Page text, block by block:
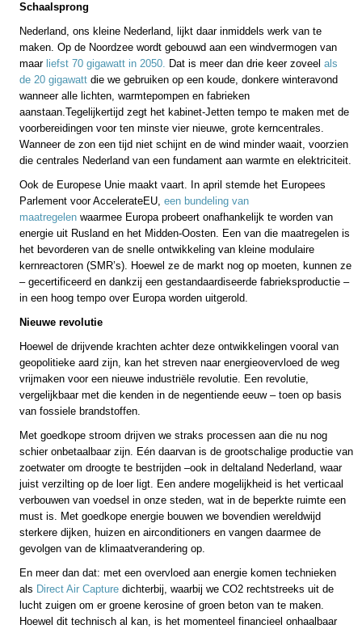
Schaalsprong
Nederland, ons kleine Nederland, lijkt daar inmiddels werk van te
maken. Op de Noordzee wordt gebouwd aan een windvermogen van
maarliefst 70 gigawatt in 2050. Dat is meer dan drie keer zoveel als
de 20 gigawatt die we gebruiken op een koude, donkere winteravond
wanneer alle lichten, warmtepompen en fabrieken
aanstaan.Tegelijkertijd zegt het kabinet-Jetten tempo te maken met de
voorbereidingen voor ten minste vier nieuwe, grote kerncentrales.
Wanneer de zon een tijd niet schijnt en de wind minder waait, voorzien
die centrales Nederland van een fundament aan warmte en elektriciteit.
Ook de Europese Unie maakt vaart. In april stemde het Europees
Parlement voor AccelerateEU, een bundeling van
maatregelen waarmee Europa probeert onafhankelijk te worden van
energie uit Rusland en het Midden-Oosten. Een van die maatregelen is
het bevorderen van de snelle ontwikkeling van kleine modulaire
kernreactoren (SMR’s). Hoewel ze de markt nog op moeten, kunnen ze
– gecertificeerd en dankzij een gestandaardiseerde fabrieksproductie –
in een hoog tempo over Europa worden uitgerold.
Nieuwe revolutie
Hoewel de drijvende krachten achter deze ontwikkelingen vooral van
geopolitieke aard zijn, kan het streven naar energieovervloed de weg
vrijmaken voor een nieuwe industriële revolutie. Een revolutie,
vergelijkbaar met die kenden in de negentiende eeuw – toen op basis
van fossiele brandstoffen.
Met goedkope stroom drijven we straks processen aan die nu nog
schier onbetaalbaar zijn. Eén daarvan is de grootschalige productie van
zoetwater om droogte te bestrijden –ook in deltaland Nederland, waar
juist verzilting op de loer ligt. Een andere mogelijkheid is het verticaal
verbouwen van voedsel in onze steden, wat in de beperkte ruimte een
must is. Met goedkope energie bouwen we bovendien wereldwijd
sterkere dijken, huizen en airconditioners en vangen daarmee de
gevolgen van de klimaatverandering op.
En meer dan dat: met een overvloed aan energie komen technieken
als Direct Air Capture dichterbij, waarbij we CO2 rechtstreeks uit de
lucht zuigen om er groene kerosine of groen beton van te maken.
Hoewel dit technisch al kan, is het momenteel financieel onhaalbaar